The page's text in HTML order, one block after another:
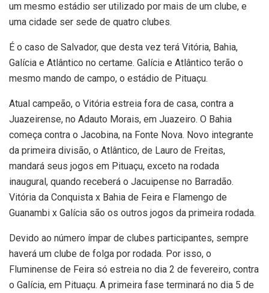
um mesmo estádio ser utilizado por mais de um clube, e
uma cidade ser sede de quatro clubes.
É o caso de Salvador, que desta vez terá Vitória, Bahia,
Galícia e Atlântico no certame. Galícia e Atlântico terão o
mesmo mando de campo, o estádio de Pituaçu.
Atual campeão, o Vitória estreia fora de casa, contra a
Juazeirense, no Adauto Morais, em Juazeiro. O Bahia
começa contra o Jacobina, na Fonte Nova. Novo integrante
da primeira divisão, o Atlântico, de Lauro de Freitas,
mandará seus jogos em Pituaçu, exceto na rodada
inaugural, quando receberá o Jacuipense no Barradão.
Vitória da Conquista x Bahia de Feira e Flamengo de
Guanambi x Galícia são os outros jogos da primeira rodada.
Devido ao número ímpar de clubes participantes, sempre
haverá um clube de folga por rodada. Por isso, o
Fluminense de Feira só estreia no dia 2 de fevereiro, contra
o Galícia, em Pituaçu. A primeira fase terminará no dia 5 de